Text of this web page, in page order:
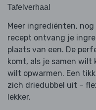
Tafelverhaal
Meer ingrediënten,
recept ontvang je
plaats van een. De
komt, als je samen
wilt opwarmen. Een
zich driedubbel uit –
lekker.